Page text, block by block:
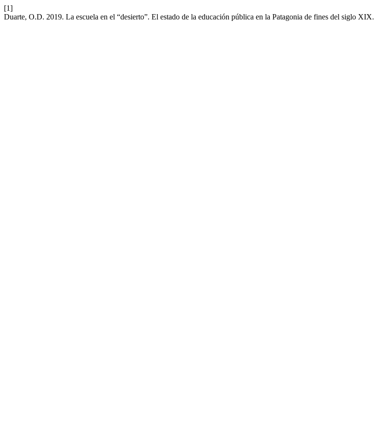
[1]
Duarte, O.D. 2019. La escuela en el “desierto”. El estado de la educación pública en la Patagonia de fines del siglo XIX.